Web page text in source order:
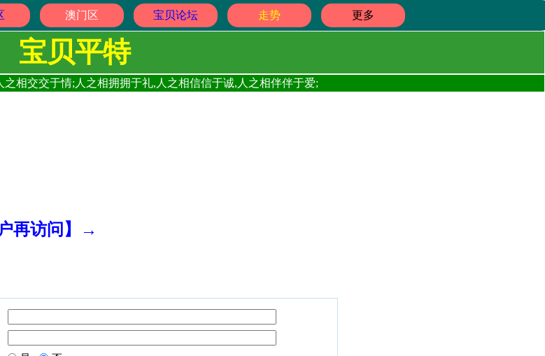
澳门区 宝贝论坛 走势 更多
宝贝平特
相交交于情;人之相拥拥于礼,人之相信信于诚,人之相伴伴于爱;
再访问】→